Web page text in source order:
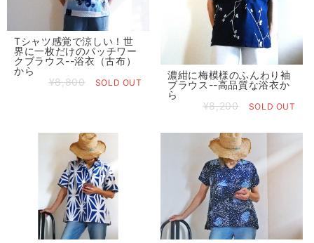
Tシャツ感覚で涼しい！世
界に一枚だけのパッチワー
クブラウス--浴衣（古布）
から
¥8,800
SOLD OUT
濃紺に梅模様のふんわり袖
ブラウス--高品質な浴衣か
ら
¥8,200
SOLD OUT